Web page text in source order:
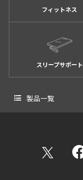
フィットネス
スリープサポート
製品一覧